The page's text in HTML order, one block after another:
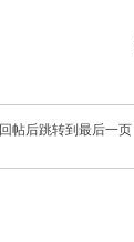
回帖后跳转到最后一页